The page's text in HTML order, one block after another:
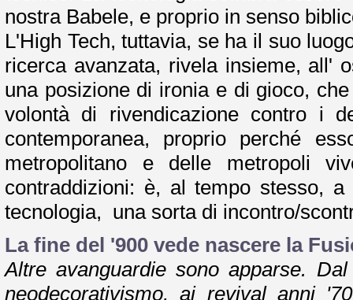
nostra Babele, e proprio in senso
L'High Tech, tuttavia, se ha il suo
ricerca avanzata, rivela insieme, all'
una posizione di ironia e di gioco,
volontà di rivendicazione contro i
contemporanea, proprio perché
metropolitano e delle metropoli
contraddizioni: è, al tempo stesso,
tecnologia, una sorta di incontro/
La fine del '900 vede nascere la
Altre avanguardie sono apparse.
neodecorativismo, ai revival anni